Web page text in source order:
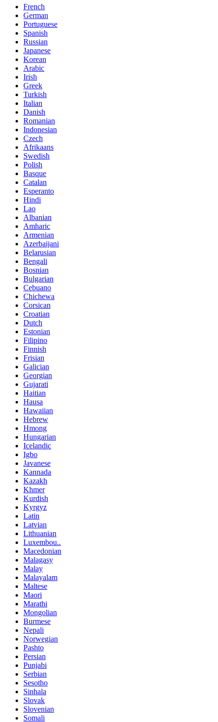
French
German
Portuguese
Spanish
Russian
Japanese
Korean
Arabic
Irish
Greek
Turkish
Italian
Danish
Romanian
Indonesian
Czech
Afrikaans
Swedish
Polish
Basque
Catalan
Esperanto
Hindi
Lao
Albanian
Amharic
Armenian
Azerbaijani
Belarusian
Bengali
Bosnian
Bulgarian
Cebuano
Chichewa
Corsican
Croatian
Dutch
Estonian
Filipino
Finnish
Frisian
Galician
Georgian
Gujarati
Haitian
Hausa
Hawaiian
Hebrew
Hmong
Hungarian
Icelandic
Igbo
Javanese
Kannada
Kazakh
Khmer
Kurdish
Kyrgyz
Latin
Latvian
Lithuanian
Luxembou..
Macedonian
Malagasy
Malay
Malayalam
Maltese
Maori
Marathi
Mongolian
Burmese
Nepali
Norwegian
Pashto
Persian
Punjabi
Serbian
Sesotho
Sinhala
Slovak
Slovenian
Somali